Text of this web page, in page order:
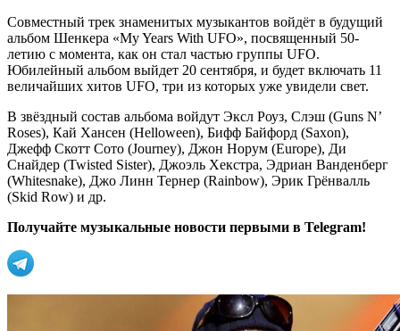
Совместный трек знаменитых музыкантов войдёт в будущий
альбом Шенкера «My Years With UFO», посвященный 50-
летию с момента, как он стал частью группы UFO.
Юбилейный альбом выйдет 20 сентября, и будет включать 11
величайших хитов UFO, три из которых уже увидели свет.
В звёздный состав альбома войдут Эксл Роуз, Слэш (Guns N’
Roses), Кай Хансен (Helloween), Бифф Байфорд (Saxon),
Джефф Скотт Сото (Journey), Джон Норум (Europe), Ди
Снайдер (Twisted Sister), Джоэль Хекстра, Эдриан Ванденберг
(Whitesnake), Джо Линн Тернер (Rainbow), Эрик Грёнвалль
(Skid Row) и др.
Получайте музыкальные новости первыми в Telegram!